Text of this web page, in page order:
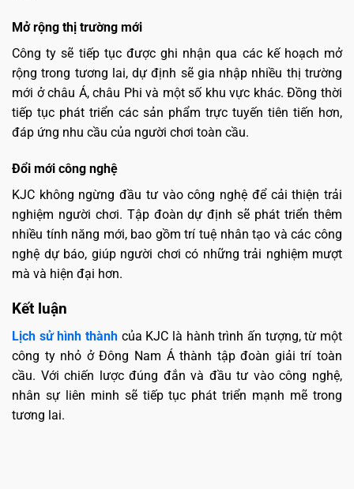
Mở rộng thị trường mới
Công ty sẽ tiếp tục được ghi nhận qua các kế hoạch mở
rộng trong tương lai, dự định sẽ gia nhập nhiều thị trường
mới ở châu Á, châu Phi và một số khu vực khác. Đồng thời
tiếp tục phát triển các sản phẩm trực tuyến tiên tiến hơn,
đáp ứng nhu cầu của người chơi toàn cầu.
Đổi mới công nghệ
KJC không ngừng đầu tư vào công nghệ để cải thiện trải
nghiệm người chơi. Tập đoàn dự định sẽ phát triển thêm
nhiều tính năng mới, bao gồm trí tuệ nhân tạo và các công
nghệ dự báo, giúp người chơi có những trải nghiệm mượt
mà và hiện đại hơn.
Kết luận
Lịch sử hình thành của KJC là hành trình ấn tượng, từ một
công ty nhỏ ở Đông Nam Á thành tập đoàn giải trí toàn
cầu. Với chiến lược đúng đắn và đầu tư vào công nghệ,
nhân sự liên minh sẽ tiếp tục phát triển mạnh mẽ trong
tương lai.